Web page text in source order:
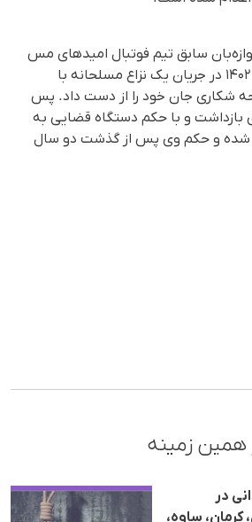
سابق تیم فوتبال امیدهای مس
کرمان، در تیرماه سال ۱۴۰۲ در جریان یک نزاع مسلحانه با
شکاری جان خود را از دست داد. پس
بازداشت و با حکم دستگاه قضایی به
و حکم وی پس از گذشت دو سال
همین زمینه
١٢ زندانی در
کرمان، ساوە،